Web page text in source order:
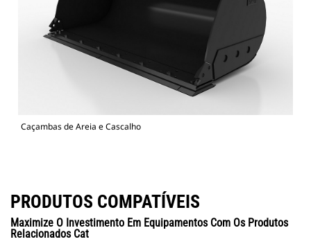
Caçambas de Areia e Cascalho
PRODUTOS COMPATÍVEIS
Maximize O Investimento Em Equipamentos Com Os Produtos
Relacionados Cat